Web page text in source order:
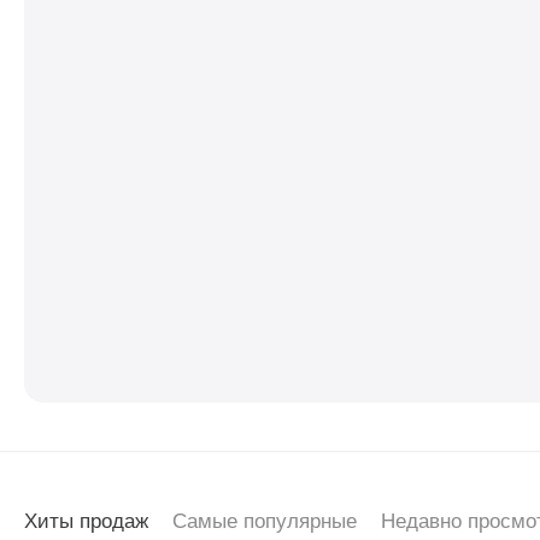
Хиты продаж Самые популярные Недавно